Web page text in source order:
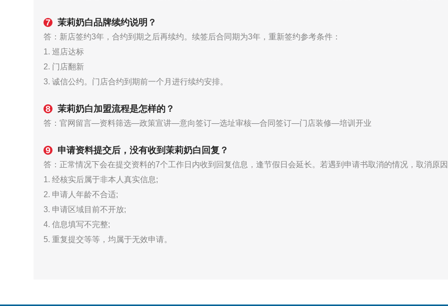
7 茉莉奶白品牌续约说明？
答：新店签约3年，合约到期之后再续约。续签后合同期为3年，重新签约参考条件：
1. 巡店达标
2. 门店翻新
3. 诚信公约。门店合约到期前一个月进行续约安排。
8 茉莉奶白加盟流程是怎样的？
答：官网留言—资料筛选—政策宣讲—意向签订—选址审核—合同签订—门店装修—培训开业
9 申请资料提交后，没有收到茉莉奶白回复？
答：正常情况下会在提交资料的7个工作日内收到回复信息，逢节假日会延长。若遇到申请书取消的情况，取消原因
1. 经核实后属于非本人真实信息;
2. 申请人年龄不合适;
3. 申请区域目前不开放;
4. 信息填写不完整;
5. 重复提交等等，均属于无效申请。